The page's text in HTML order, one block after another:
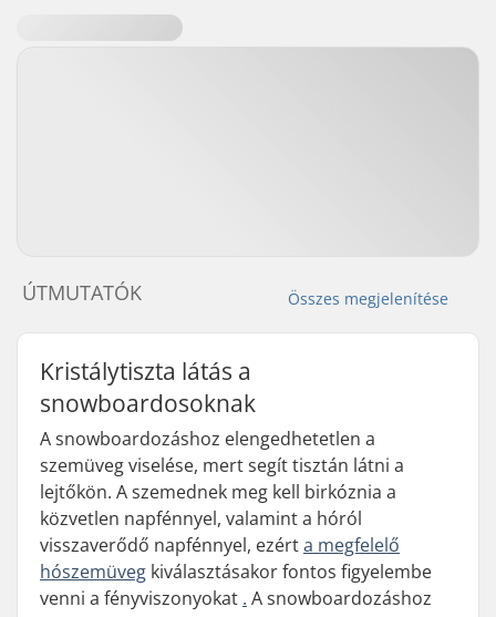
Összes megjelenítése
ÚTMUTATÓK
Kristálytiszta látás a
snowboardosoknak
A snowboardozáshoz elengedhetetlen a
szemüveg viselése, mert segít tisztán látni a
lejtőkön. A szemednek meg kell birkóznia a
közvetlen napfénnyel, valamint a hóról
visszaverődő napfénnyel, ezérta megfelelő
hószemüveg kiválasztásakor fontos figyelembe
venni a fényviszonyokat . A snowboardozáshoz